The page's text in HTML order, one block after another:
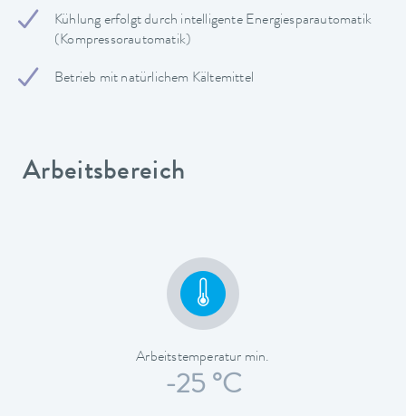
Kühlung erfolgt durch intelligente Energiesparautomatik
(Kompressorautomatik)
Betrieb mit natürlichem Kältemittel
Arbeitsbereich
Arbeitstemperatur min.
-25 °C